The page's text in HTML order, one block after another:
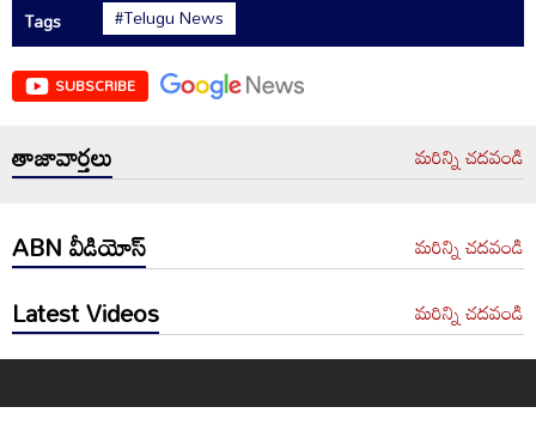
Tags
#Telugu News
SUBSCRIBE
తాజావార్తలు మరిన్ని చదవండి
ABN వీడియోస్ మరిన్ని చదవండి
Latest Videos మరిన్ని చదవండి